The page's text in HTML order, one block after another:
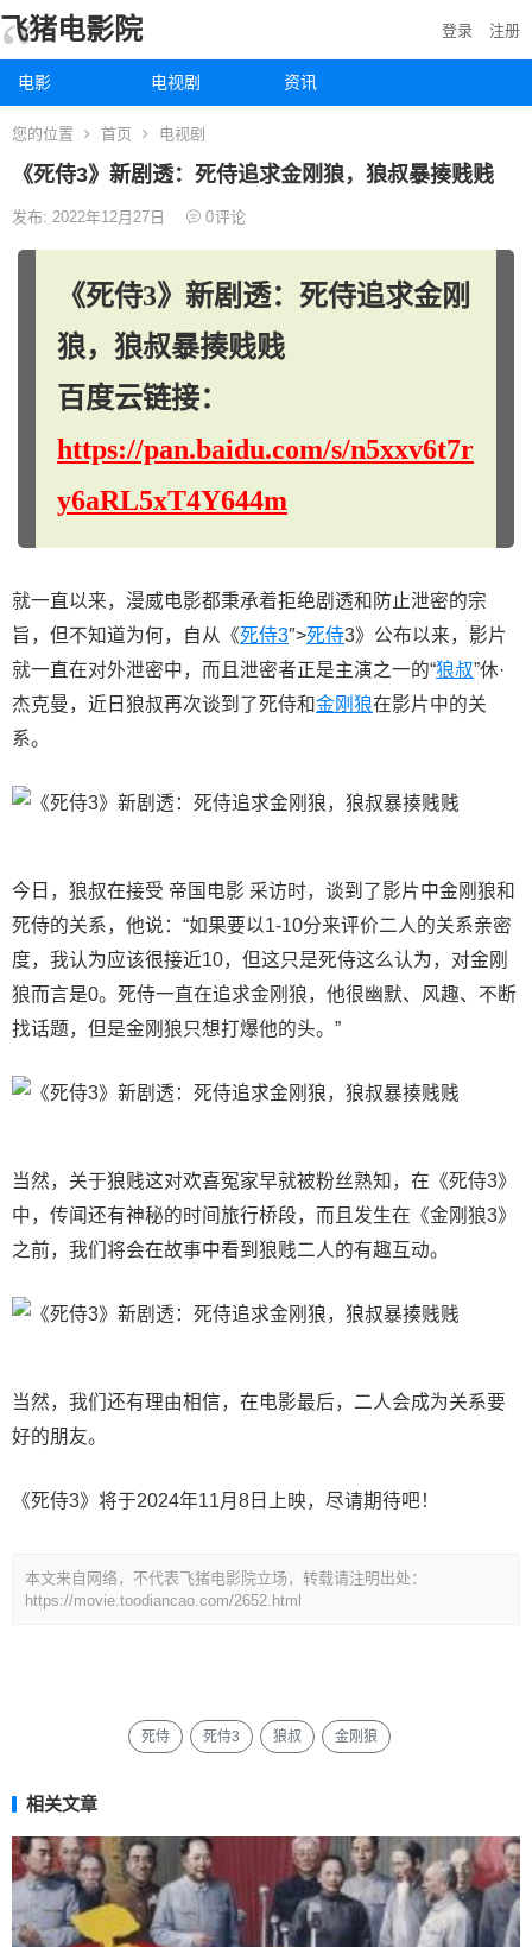
飞猪电影院
电影 电视剧 资讯
登录 注册
您的位置 首页 电视剧
《死侍3》新剧透：死侍追求金刚狼，狼叔暴揍贱贱
发布: 2022年12月27日 0评论
《死侍3》新剧透：死侍追求金刚
狼，狼叔暴揍贱贱
百度云链接：
https://pan.baidu.com/s/n5xxv6t7r
y6aRL5xT4Y644m
就一直以来，漫威电影都秉承着拒绝剧透和防止泄密的宗
旨，但不知道为何，自从《死侍3″>死侍3》公布以来，影片
就一直在对外泄密中，而且泄密者正是主演之一的“狼叔”休·
杰克曼，近日狼叔再次谈到了死侍和金刚狼在影片中的关
系。
今日，狼叔在接受 帝国电影 采访时，谈到了影片中金刚狼和
死侍的关系，他说：“如果要以1-10分来评价二人的关系亲密
度，我认为应该很接近10，但这只是死侍这么认为，对金刚
狼而言是0。死侍一直在追求金刚狼，他很幽默、风趣、不断
找话题，但是金刚狼只想打爆他的头。”
当然，关于狼贱这对欢喜冤家早就被粉丝熟知，在《死侍3》
中，传闻还有神秘的时间旅行桥段，而且发生在《金刚狼3》
之前，我们将会在故事中看到狼贱二人的有趣互动。
当然，我们还有理由相信，在电影最后，二人会成为关系要
好的朋友。
《死侍3》将于2024年11月8日上映，尽请期待吧！
本文来自网络，不代表飞猪电影院立场，转载请注明出处：
https://movie.toodiancao.com/2652.html
死侍 死侍3 狼叔 金刚狼
相关文章